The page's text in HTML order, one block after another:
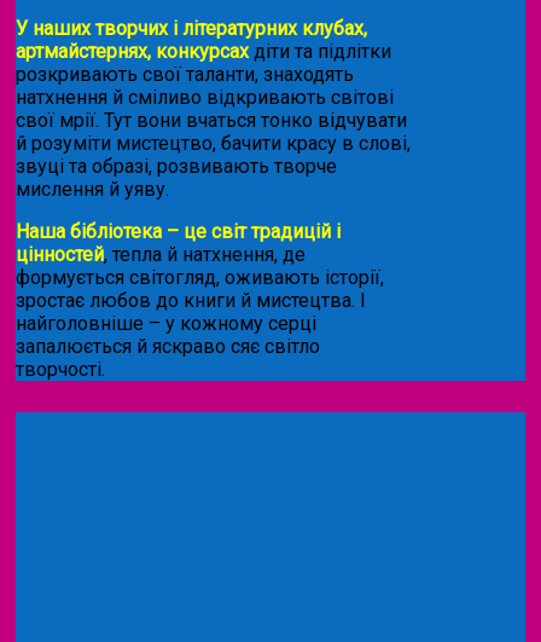
У наших творчих і літературних клубах,
артмайстернях, конкурсахдіти та підлітки
розкривають свої таланти, знаходять
натхнення й сміливо відкривають світові
свої мрії. Тут вони вчаться тонко відчувати
й розуміти мистецтво, бачити красу в слові,
звуці та образі, розвивають творче
мислення й уяву.
Наша бібліотека – це світ традицій і
цінностей, тепла й натхнення, де
формується світогляд, оживають історії,
зростає любов до книги й мистецтва. І
найголовніше – у кожному серці
запалюється й яскраво сяє світло
творчості.